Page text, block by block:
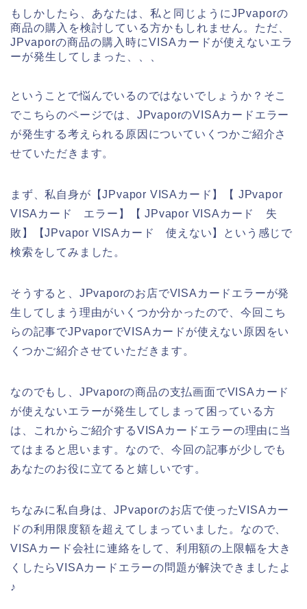
もしかしたら、あなたは、私と同じようにJPvaporの
商品の購入を検討している方かもしれません。ただ、
JPvaporの商品の購入時にVISAカードが使えないエラ
ーが発生してしまった、、、
ということで悩んでいるのではないでしょうか？そこ
でこちらのページでは、JPvaporのVISAカードエラー
が発生する考えられる原因についていくつかご紹介さ
せていただきます。
まず、私自身が【JPvapor VISAカード】【 JPvapor
VISAカード エラー】【 JPvapor VISAカード 失
敗】【JPvapor VISAカード 使えない】という感じで
検索をしてみました。
そうすると、JPvaporのお店でVISAカードエラーが発
生してしまう理由がいくつか分かったので、今回こち
らの記事でJPvaporでVISAカードが使えない原因をい
くつかご紹介させていただきます。
なのでもし、JPvaporの商品の支払画面でVISAカード
が使えないエラーが発生してしまって困っている方
は、これからご紹介するVISAカードエラーの理由に当
てはまると思います。なので、今回の記事が少しでも
あなたのお役に立てると嬉しいです。
ちなみに私自身は、JPvaporのお店で使ったVISAカー
ドの利用限度額を超えてしまっていました。なので、
VISAカード会社に連絡をして、利用額の上限幅を大き
くしたらVISAカードエラーの問題が解決できましたよ
♪